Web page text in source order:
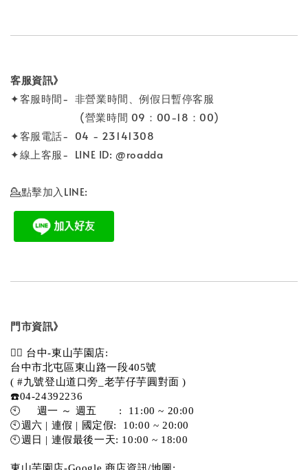
客服資訊》
✦客服時間- 非營業時間、例假日暫停客服
(營業時間 09：00-18：00)
✦客服電話- 04 - 23141308
✦線上客服- LINE ID: @roadda
💁點擊加入LINE:
門市資訊》
💁‍♀️ 台中-東山芋園店:
台中市北屯區東山路一段405號
( #九號登山道口旁_老芋仔芋圓對面 )
☎️04-24392236
🕙     週一 ～ 週五       :  11:00 ~ 20:00
🕙週六 | 連假 | 國定假:  10:00 ~ 20:00
🕙週日 | 連假最後一天: 10:00 ~ 18:00